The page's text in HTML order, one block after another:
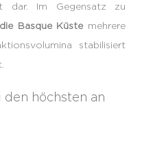
dar. Im Gegensatz zu
die Basque Küste mehrere
stabilisiert
den höchsten an